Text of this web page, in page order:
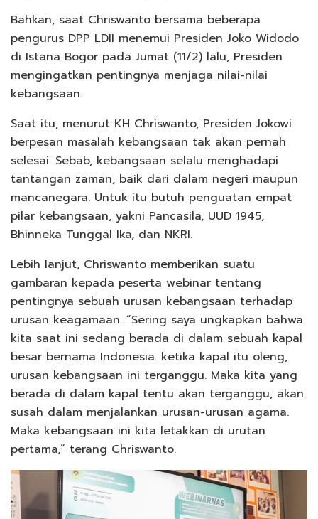
Bahkan, saat Chriswanto bersama beberapa
pengurus DPP LDII menemui Presiden Joko Widodo
di Istana Bogor pada Jumat (11/2) lalu, Presiden
mengingatkan pentingnya menjaga nilai-nilai
kebangsaan.
Saat itu, menurut KH Chriswanto, Presiden Jokowi
berpesan masalah kebangsaan tak akan pernah
selesai. Sebab, kebangsaan selalu menghadapi
tantangan zaman, baik dari dalam negeri maupun
mancanegara. Untuk itu butuh penguatan empat
pilar kebangsaan, yakni Pancasila, UUD 1945,
Bhinneka Tunggal Ika, dan NKRI.
Lebih lanjut, Chriswanto memberikan suatu
gambaran kepada peserta webinar tentang
pentingnya sebuah urusan kebangsaan terhadap
urusan keagamaan. “Sering saya ungkapkan bahwa
kita saat ini sedang berada di dalam sebuah kapal
besar bernama Indonesia. ketika kapal itu oleng,
urusan kebangsaan ini terganggu. Maka kita yang
berada di dalam kapal tentu akan terganggu, akan
susah dalam menjalankan urusan-urusan agama.
Maka kebangsaan ini kita letakkan di urutan
pertama,” terang Chriswanto.